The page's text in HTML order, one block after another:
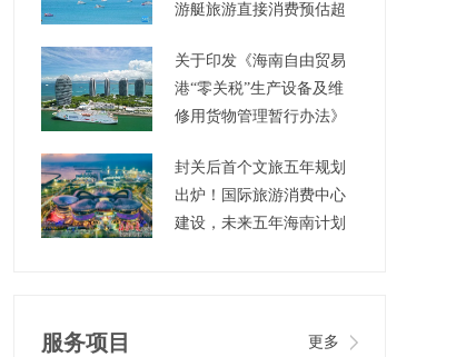
游艇旅游直接消费预估超
关于印发《海南自由贸易
港“零关税”生产设备及维
修用货物管理暂行办法》
封关后首个文旅五年规划
出炉！国际旅游消费中心
建设，未来五年海南计划
服务项目 更多